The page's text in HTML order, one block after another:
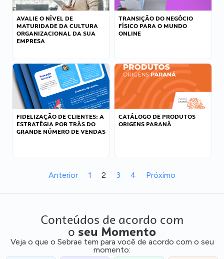
AVALIE O NÍVEL DE
MATURIDADE DA CULTURA
ORGANIZACIONAL DA SUA
EMPRESA
TRANSIÇÃO DO NEGÓCIO
FÍSICO PARA O MUNDO
ONLINE
FIDELIZAÇÃO DE CLIENTES: A
ESTRATÉGIA POR TRÁS DO
GRANDE NÚMERO DE VENDAS
CATÁLOGO DE PRODUTOS
ORIGENS PARANÁ
Anterior 1 2 3 4 Próximo
Conteúdos de acordo com
o seu Momento
Veja o que o Sebrae tem para você de acordo com o seu
momento: